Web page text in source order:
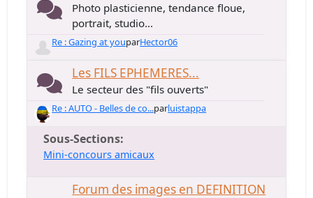
Photo plasticienne, tendance floue,
portrait, studio...
Re : Gazing at youparHector06
Les FILS EPHEMERES...
Le secteur des "fils ouverts"
Re : AUTO - Belles de co...parluistappa
Sous-Sections
Mini-concours amicaux
Forum des images en DEFINITION